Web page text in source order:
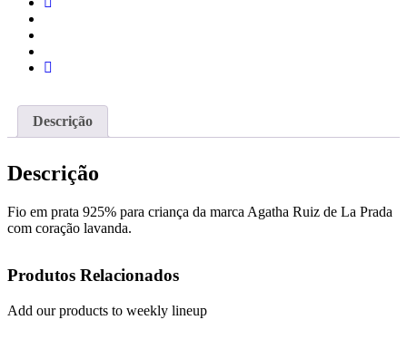
Descrição
Descrição
Fio em prata 925% para criança da marca Agatha Ruiz de La Prada
com coração lavanda.
Produtos Relacionados
Add our products to weekly lineup